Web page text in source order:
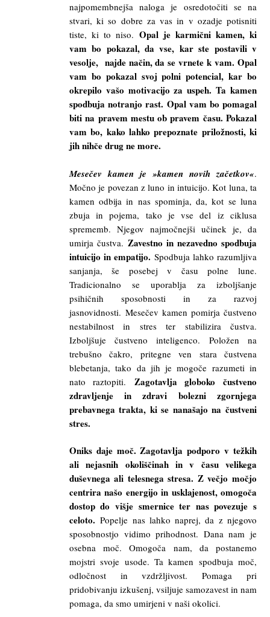
najpomembnejša naloga je osredotočiti se na
stvari, ki so dobre za vas in v ozadje potisniti
tiste, ki to niso. Opal je karmični kamen, ki
vam bo pokazal, da vse, kar ste postavili v
vesolje, najde način, da se vrnete k vam. Opal
vam bo pokazal svoj polni potencial, kar bo
okrepilo vašo motivacijo za uspeh. Ta kamen
spodbuja notranjo rast. Opal vam bo pomagal
biti na pravem mestu ob pravem času. Pokazal
vam bo, kako lahko prepoznate priložnosti, ki
jih nihče drug ne more.
Mesečev kamen je »kamen novih začetkov«.
Močno je povezan z luno in intuicijo. Kot luna, ta
kamen odbija in nas spominja, da, kot se luna
zbuja in pojema, tako je vse del iz ciklusa
sprememb. Njegov najmočnejši učinek je, da
umirja čustva. Zavestno in nezavedno spodbuja
intuicijo in empatijo. Spodbuja lahko razumljiva
sanjanja, še posebej v času polne lune.
Tradicionalno se uporablja za izboljšanje
psihičnih sposobnosti in za razvoj
jasnovidnosti. Mesečev kamen pomirja čustveno
nestabilnost in stres ter stabilizira čustva.
Izboljšuje čustveno inteligenco. Položen na
trebušno čakro, pritegne ven stara čustvena
blebetanja, tako da jih je mogoče razumeti in
nato raztopiti. Zagotavlja globoko čustveno
zdravljenje in zdravi bolezni zgornjega
prebavnega trakta, ki se nanašajo na čustveni
stres.
Oniks daje moč. Zagotavlja podporo v težkih
ali nejasnih okoliščinah in v času velikega
duševnega ali telesnega stresa. Z večjo močjo
centrira našo energijo in usklajenost, omogoča
dostop do višje smernice ter nas povezuje s
celoto. Popelje nas lahko naprej, da z njegovo
sposobnostjo vidimo prihodnost. Dana nam je
osebna moč. Omogoča nam, da postanemo
mojstri svoje usode. Ta kamen spodbuja moč,
odločnost in vzdržljivost. Pomaga pri
pridobivanju izkušenj, vsiljuje samozavest in nam
pomaga, da smo umirjeni v naši okolici.